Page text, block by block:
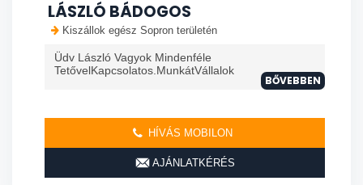
LÁSZLÓ BÁDOGOS
Kiszállok egész Sopron területén
Üdv László Vagyok Mindenféle
TetővelKapcsolatos.MunkátVállalok
BŐVEBBEN
HÍVÁS MOBILON
AJÁNLATKÉRÉS